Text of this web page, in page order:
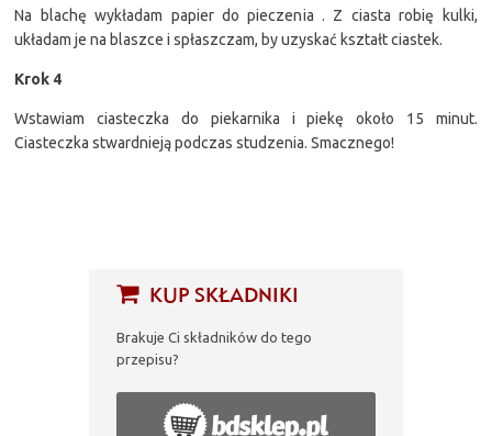
KUP SKŁADNIKI
Brakuje Ci składników do tego
przepisu?
Na blachę wykładam papier do pieczenia . Z ciasta robię kulki,
układam je na blaszce i spłaszczam, by uzyskać kształt ciastek.
Krok 4
Wstawiam ciasteczka do piekarnika i piekę około 15 minut.
Ciasteczka stwardnieją podczas studzenia. Smacznego!